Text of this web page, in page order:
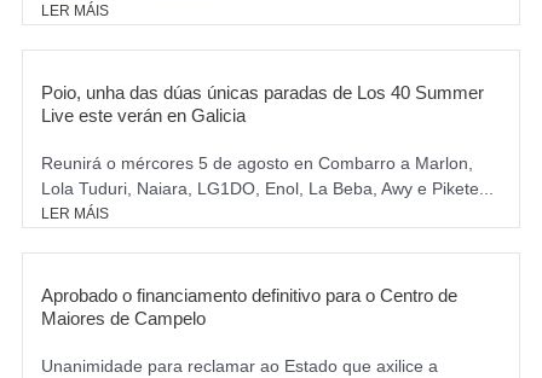
LER MÁIS
Poio, unha das dúas únicas paradas de Los 40 Summer
Live este verán en Galicia
Reunirá o mércores 5 de agosto en Combarro a Marlon,
Lola Tuduri, Naiara, LG1DO, Enol, La Beba, Awy e Pikete...
LER MÁIS
Aprobado o financiamento definitivo para o Centro de
Maiores de Campelo
Unanimidade para reclamar ao Estado que axilice a